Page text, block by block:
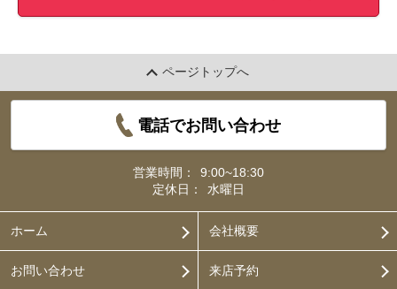
ページトップへ
電話でお問い合わせ
営業時間：
9:00~18:30
定休日：
水曜日
ホーム 会社概要
お問い合わせ 来店予約